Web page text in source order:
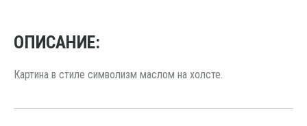
ОПИСАНИЕ:
Картина в стиле символизм маслом на холсте.